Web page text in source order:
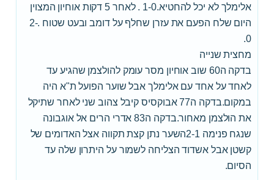
אלימלך לא יכל להחטיא.1-0 . לאחר 5 דקות אוחיון המצוין
היום שלח הפעם את עזרן שחלף על דומב ובעט שטוח .2-
0.
מחצית שנייה
בדקה ה60 שוב אוחיון מסר עומק להולצמן שהגיע עד
לאחד על אחד עם אלימלך אבל שוער הפועל ת"א היה
במקום.בדקה ה77 אבוקסיס קיבל צהוב שני לאחר שתיקל
את הולצמן מאחור.בדקה ה83 אדרי הרים אל אוגבונה
שנגח פנימה 2-1השער נתן קצת תקווה אצל האדומים של
קשטן אבל אשדוד הצליחה לשמור על היתרון שלה עד
הסיום.